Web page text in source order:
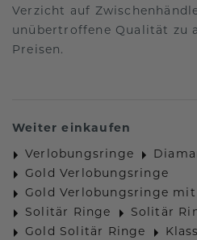
Verzicht auf
unübertroffene Qualität zu
Preisen.
Weiter einkaufen
Verlobungsringe
Gold Verlobungsringe
Gold Verlobungsringe
Solitär Ringe
Solitär
Gold Solitär Ringe